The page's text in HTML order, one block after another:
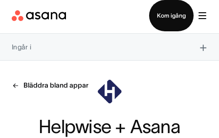
Kom igång
Ingår i ×
Bläddra bland appar
Helpwise + Asana